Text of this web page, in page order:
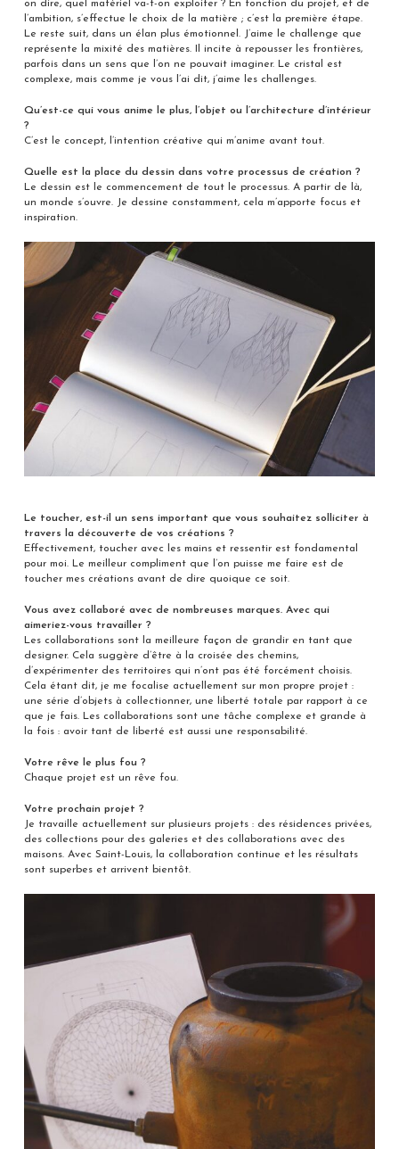
on dire, quel matériel va-t-on exploiter ? En fonction du projet, et de
l’ambition, s’effectue le choix de la matière ; c’est la première étape.
Le reste suit, dans un élan plus émotionnel. J’aime le challenge que
représente la mixité des matières. Il incite à repousser les frontières,
parfois dans un sens que l’on ne pouvait imaginer. Le cristal est
complexe, mais comme je vous l’ai dit, j’aime les challenges.
Qu’est-ce qui vous anime le plus, l’objet ou l’architecture d’intérieur
?
C’est le concept, l’intention créative qui m’anime avant tout.
Quelle est la place du dessin dans votre processus de création ?
Le dessin est le commencement de tout le processus. A partir de là,
un monde s’ouvre. Je dessine constamment, cela m’apporte focus et
inspiration.
Le toucher, est-il un sens important que vous souhaitez solliciter à
travers la découverte de vos créations ?
Effectivement, toucher avec les mains et ressentir est fondamental
pour moi. Le meilleur compliment que l’on puisse me faire est de
toucher mes créations avant de dire quoique ce soit.
Vous avez collaboré avec de nombreuses marques. Avec qui
aimeriez-vous travailler ?
Les collaborations sont la meilleure façon de grandir en tant que
designer. Cela suggère d’être à la croisée des chemins,
d’expérimenter des territoires qui n’ont pas été forcément choisis.
Cela étant dit, je me focalise actuellement sur mon propre projet :
une série d’objets à collectionner, une liberté totale par rapport à ce
que je fais. Les collaborations sont une tâche complexe et grande à
la fois : avoir tant de liberté est aussi une responsabilité.
Votre rêve le plus fou ?
Chaque projet est un rêve fou.
Votre prochain projet ?
Je travaille actuellement sur plusieurs projets : des résidences privées,
des collections pour des galeries et des collaborations avec des
maisons. Avec Saint-Louis, la collaboration continue et les résultats
sont superbes et arrivent bientôt.